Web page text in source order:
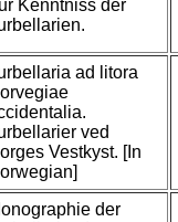
Kenntniss der
ad litora
ved
Vestkyst. [In
der